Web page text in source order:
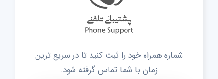
شماره همراه خود را ثبت کنید تا در سریع ترین
زمان با شما تماس گرفته شود.